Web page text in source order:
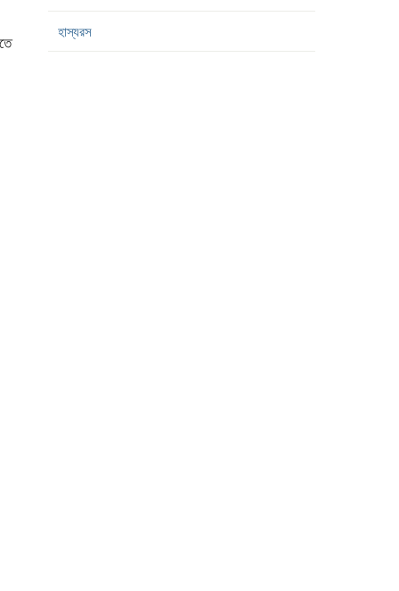
হাস্যরস